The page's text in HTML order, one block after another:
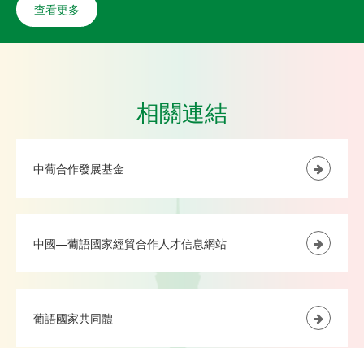
查看更多
相關連結
中葡合作發展基金
中國—葡語國家經貿合作人才信息網站
葡語國家共同體